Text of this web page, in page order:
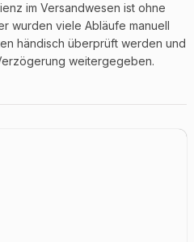
im Versandwesen ist ohne
wurden viele Abläufe manuell
händisch überprüft werden und
weitergegeben.